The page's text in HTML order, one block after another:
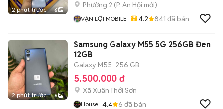
2 phút trước 6
Phường 2 (P. An Hội mới)
VẠN LỢI MOBILE 4.2 841 đã bán
2 phút trước 6
Samsung Galaxy M55 5G 256GB Đen
12GB
Galaxy M55 256 GB
5.500.000 đ
Xã Xuân Thới Sơn
House 4.4 6 đã bán